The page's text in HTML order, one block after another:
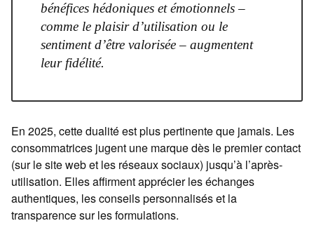
bénéfices hédoniques et émotionnels –
comme le plaisir d’utilisation ou le
sentiment d’être valorisée – augmentent
leur fidélité.
En 2025, cette dualité est plus pertinente que jamais. Les
consommatrices jugent une marque dès le premier contact
(sur le site web et les réseaux sociaux) jusqu’à l’après-
utilisation. Elles affirment apprécier les échanges
authentiques, les conseils personnalisés et la
transparence sur les formulations.